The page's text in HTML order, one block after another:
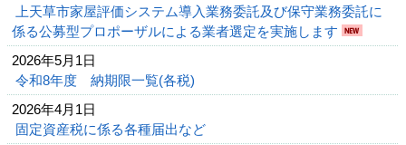
上天草市家屋評価システム導入業務委託及び保守業務委託に
係る公募型プロポーザルによる業者選定を実施します
2026年5月1日
令和8年度 納期限一覧(各税)
2026年4月1日
固定資産税に係る各種届出など